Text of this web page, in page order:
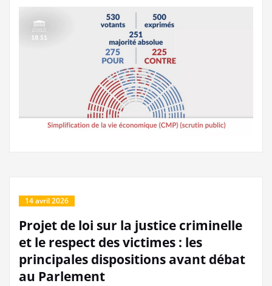
14 avril 2026
Projet de loi sur la justice criminelle
et le respect des victimes : les
principales dispositions avant débat
au Parlement